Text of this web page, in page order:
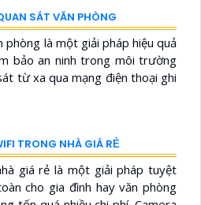
Check Var Pickleball
Check Var Cầu Lông
Check Var Tennis
Lông Tích Hợp Livetsream
Tích Hợp Livestream
Sự Kiện Thể Thao
Sân Cầu Lông
MỚI NHẤT